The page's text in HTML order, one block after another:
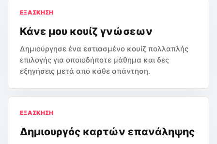
ΕΞΆΣΚΗΣΗ
Κάνε μου κουίζ γνώσεων
Δημιούργησε ένα εστιασμένο κουίζ πολλαπλής
επιλογής για οποιοδήποτε μάθημα και δες
εξηγήσεις μετά από κάθε απάντηση.
ΕΞΆΣΚΗΣΗ
Δημιουργός καρτών επανάληψης